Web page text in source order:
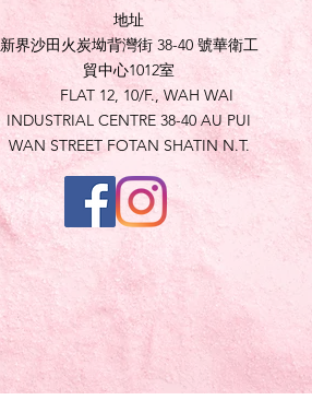
地址
新界沙田火炭坳背灣街 38-40 號華衛工
貿中心1012室
FLAT 12, 10/F., WAH WAI
INDUSTRIAL CENTRE 38-40 AU PUI
WAN STREET FOTAN SHATIN N.T.